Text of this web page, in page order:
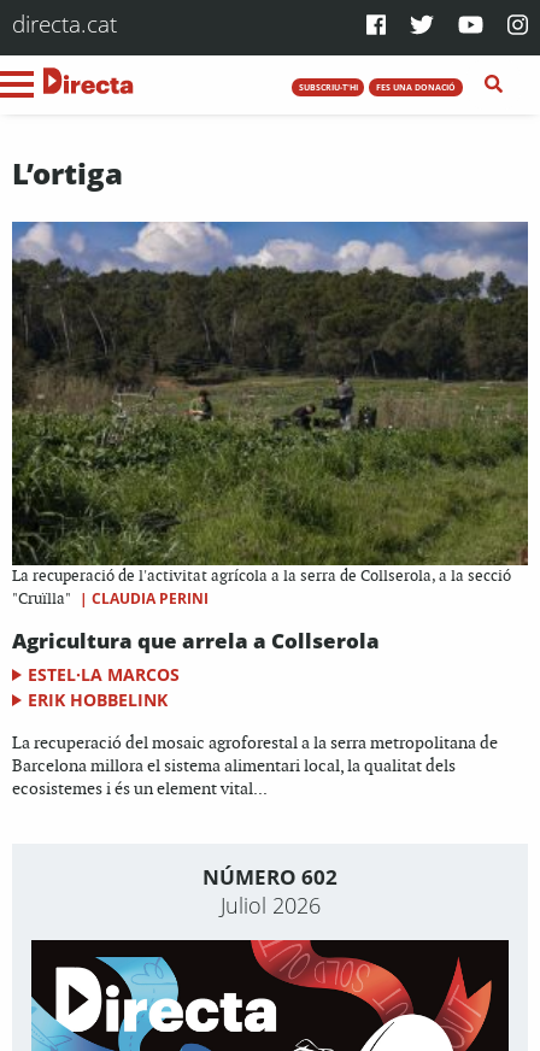
directa.cat
SUBSCRIU-T'HI FES UNA DONACIÓ
L’ortiga
La recuperació de l'activitat agrícola a la serra de Collserola, a la secció
"Cruïlla"
| CLAUDIA PERINI
Agricultura que arrela a Collserola
ESTEL·LA MARCOS
ERIK HOBBELINK
La recuperació del mosaic agroforestal a la serra metropolitana de
Barcelona millora el sistema alimentari local, la qualitat dels
ecosistemes i és un element vital...
NÚMERO 602
Juliol 2026